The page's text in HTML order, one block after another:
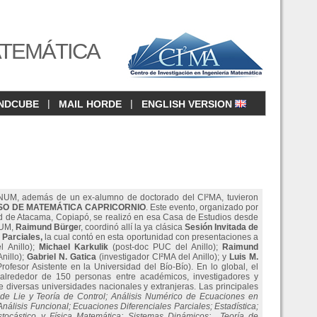
| MAIL HORDE | ENGLISH VERSION
además de un ex-alumno de doctorado del CI²MA, tuvieron
DE MATEMÁTICA CAPRICORNIO. Este evento, organizado por
Atacama, Copiapó, se realizó en esa Casa de Estudios desde
Raimund Bürger, coordinó allí la ya clásica Sesión Invitada de
la cual contó en esta oportunidad con presentaciones a
Anillo); Michael Karkulik(post-doc PUC del Anillo); Raimund
Gabriel N. Gatica (investigador CI²MA del Anillo); y Luis M.
Asistente en la Universidad del Bío-Bío). En lo global, el
de 150 personas entre académicos, investigadores y
universidades nacionales y extranjeras. Las principales
Lie y Teoría de Control; Análisis Numérico de Ecuaciones en
Funcional; Ecuaciones Diferenciales Parciales; Estadística;